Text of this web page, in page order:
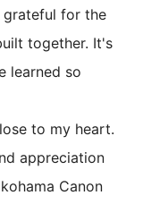
grateful for the
together. It's
learned so
to my heart.
appreciation
Canon